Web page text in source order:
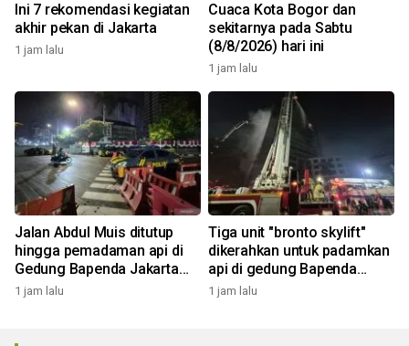
Ini 7 rekomendasi kegiatan
akhir pekan di Jakarta
1 jam lalu
Cuaca Kota Bogor dan
sekitarnya pada Sabtu
(8/8/2026) hari ini
1 jam lalu
Jalan Abdul Muis ditutup
hingga pemadaman api di
Gedung Bapenda Jakarta
selesai
1 jam lalu
Tiga unit "bronto skylift"
dikerahkan untuk padamkan
api di gedung Bapenda
Jakarta
1 jam lalu